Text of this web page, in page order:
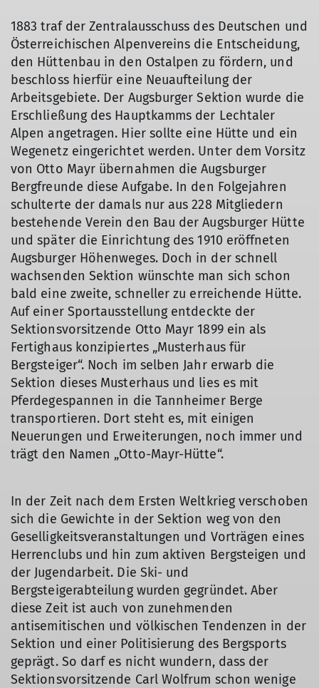
1883 traf der Zentralausschuss des Deutschen und
Österreichischen Alpenvereins die Entscheidung,
den Hüttenbau in den Ostalpen zu fördern, und
beschloss hierfür eine Neuaufteilung der
Arbeitsgebiete. Der Augsburger Sektion wurde die
Erschließung des Hauptkamms der Lechtaler
Alpen angetragen. Hier sollte eine Hütte und ein
Wegenetz eingerichtet werden. Unter dem Vorsitz
von Otto Mayr übernahmen die Augsburger
Bergfreunde diese Aufgabe. In den Folgejahren
schulterte der damals nur aus 228 Mitgliedern
bestehende Verein den Bau der Augsburger Hütte
und später die Einrichtung des 1910 eröffneten
Augsburger Höhenweges. Doch in der schnell
wachsenden Sektion wünschte man sich schon
bald eine zweite, schneller zu erreichende Hütte.
Auf einer Sportausstellung entdeckte der
Sektionsvorsitzende Otto Mayr 1899 ein als
Fertighaus konzipiertes „Musterhaus für
Bergsteiger“. Noch im selben Jahr erwarb die
Sektion dieses Musterhaus und lies es mit
Pferdegespannen in die Tannheimer Berge
transportieren. Dort steht es, mit einigen
Neuerungen und Erweiterungen, noch immer und
trägt den Namen „Otto-Mayr-Hütte“.
In der Zeit nach dem Ersten Weltkrieg verschoben
sich die Gewichte in der Sektion weg von den
Geselligkeitsveranstaltungen und Vorträgen eines
Herrenclubs und hin zum aktiven Bergsteigen und
der Jugendarbeit. Die Ski- und
Bergsteigerabteilung wurden gegründet. Aber
diese Zeit ist auch von zunehmenden
antisemitischen und völkischen Tendenzen in der
Sektion und einer Politisierung des Bergsports
geprägt. So darf es nicht wundern, dass der
Sektionsvorsitzende Carl Wolfrum schon wenige